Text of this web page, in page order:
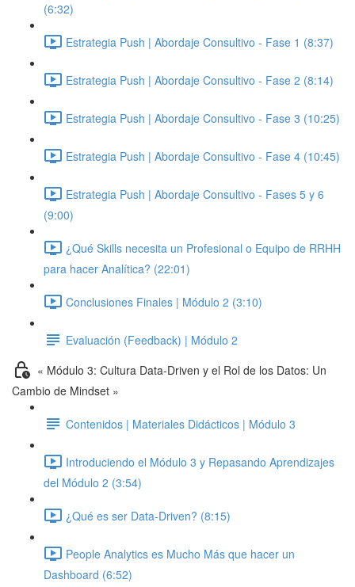
(6:32)
Estrategia Push | Abordaje Consultivo - Fase 1 (8:37)
Estrategia Push | Abordaje Consultivo - Fase 2 (8:14)
Estrategia Push | Abordaje Consultivo - Fase 3 (10:25)
Estrategia Push | Abordaje Consultivo - Fase 4 (10:45)
Estrategia Push | Abordaje Consultivo - Fases 5 y 6
(9:00)
¿Qué Skills necesita un Profesional o Equipo de RRHH
para hacer Analítica? (22:01)
Conclusiones Finales | Módulo 2 (3:10)
Evaluación (Feedback) | Módulo 2
« Módulo 3: Cultura Data-Driven y el Rol de los Datos: Un
Cambio de Mindset »
Contenidos | Materiales Didácticos | Módulo 3
Introduciendo el Módulo 3 y Repasando Aprendizajes
del Módulo 2 (3:54)
¿Qué es ser Data-Driven? (8:15)
People Analytics es Mucho Más que hacer un
Dashboard (6:52)